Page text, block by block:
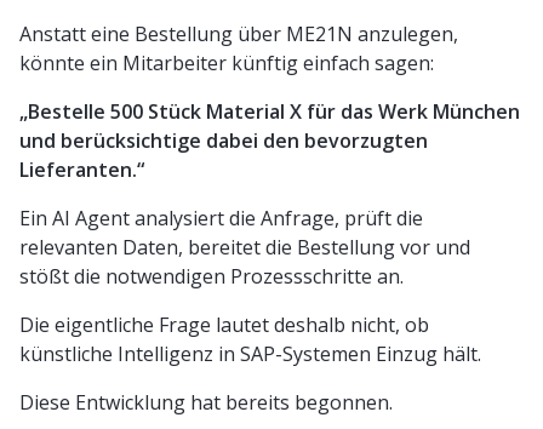
Anstatt eine Bestellung über ME21N anzulegen,
könnte ein Mitarbeiter künftig einfach sagen:
„Bestelle 500 Stück Material X für das Werk München
und berücksichtige dabei den bevorzugten
Lieferanten.“
Ein AI Agent analysiert die Anfrage, prüft die
relevanten Daten, bereitet die Bestellung vor und
stößt die notwendigen Prozessschritte an.
Die eigentliche Frage lautet deshalb nicht, ob
künstliche Intelligenz in SAP-Systemen Einzug hält.
Diese Entwicklung hat bereits begonnen.